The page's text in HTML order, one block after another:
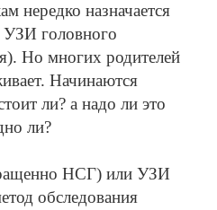
нередко назначается
УЗИ головного
Но многих родителей
Начинаются
ли? а надо ли это
ли?
НСГ) или УЗИ
обследования